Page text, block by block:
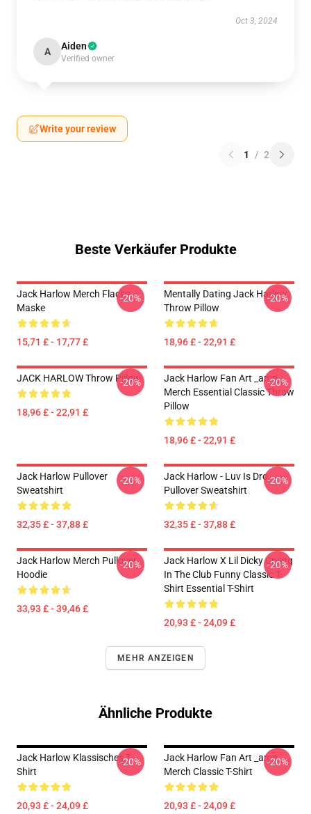
Oct 3, 2024
A Aiden
Verified owner
Write your review
1 / 2
Beste Verkäufer Produkte
Jack Harlow Merch Flache
Maske
15,71 £ - 17,77 £
-20%
Mentally Dating Jack Harlow
Throw Pillow
18,96 £ - 22,91 £
-20%
JACK HARLOW Throw Pillow
18,96 £ - 22,91 £
-20%
Jack Harlow Fan Art _amp_
Merch Essential Classic Throw
Pillow
18,96 £ - 22,91 £
-20%
Jack Harlow Pullover
Sweatshirt
32,35 £ - 37,88 £
-20%
Jack Harlow - Luv Is Dro
Pullover Sweatshirt
32,35 £ - 37,88 £
-20%
Jack Harlow Merch Pullover
Hoodie
33,93 £ - 39,46 £
-20%
Jack Harlow X Lil Dicky Crying
In The Club Funny Classic T-
Shirt Essential T-Shirt
20,93 £ - 24,09 £
-20%
MEHR ANZEIGEN
Ähnliche Produkte
Jack Harlow Klassisches T-
Shirt
20,93 £ - 24,09 £
-20%
Jack Harlow Fan Art _amp_
Merch Classic T-Shirt
20,93 £ - 24,09 £
-20%